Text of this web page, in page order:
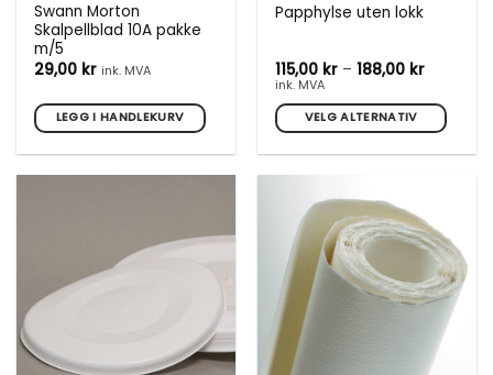
Swann Morton
Skalpellblad 10A pakke
m/5
29,00 kr ink. MVA
LEGG I HANDLEKURV
Papphylse uten lokk
115,00 kr – 188,00 kr
188,00 kr
ink. MVA
VELG ALTERNATIV
flere
varianter.
Alternativene
kan
velges
på
produktsiden